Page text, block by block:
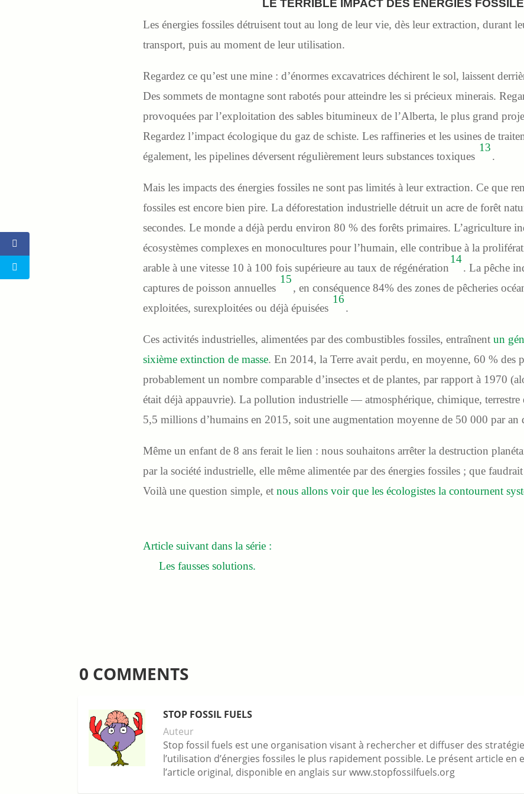
LE TERRIBLE IMPACT DES ÉNERGIES
Les énergies fossiles détruisent tout au long de leur vie, dès leur extraction, durant
transport, puis au moment de leur utilisation.
Regardez ce qu’est une mine : d’énormes excavatrices déchirent le sol, laissent
Des sommets de montagne sont rabotés pour atteindre les si précieux minerais.
provoquées par l’exploitation des sables bitumineux de l’Alberta, le plus grand
Regardez l’impact écologique du gaz de schiste. Les raffineries et les usines de
également, les pipelines déversent régulièrement leurs substances toxiques
13
.
Mais les impacts des énergies fossiles ne sont pas limités à leur extraction. Ce que
fossiles est encore bien pire. La déforestation industrielle détruit un acre de forêt
secondes. Le monde a déjà perdu environ 80 % des forêts primaires. L’agriculture
écosystèmes complexes en monocultures pour l’humain, elle contribue à la
arable à une vitesse 10 à 100 fois supérieure au taux de régénération
14
. La pêche
captures de poisson annuelles
15
, en conséquence 84% des zones de pêcheries
exploitées, surexploitées ou déjà épuisées
16
.
Ces activités industrielles, alimentées par des combustibles fossiles, entraînent un
sixième extinction de masse. En 2014, la Terre avait perdu, en moyenne, 60 % des
probablement un nombre comparable d’insectes et de plantes, par rapport à 1970
était déjà appauvrie). La pollution industrielle — atmosphérique, chimique,
5,5 millions d’humains en 2015, soit une augmentation moyenne de 50 000 par an
Même un enfant de 8 ans ferait le lien : nous souhaitons arrêter la destruction
par la société industrielle, elle même alimentée par des énergies fossiles ; que
Voilà une question simple, et nous allons voir que les écologistes la contournent
Article suivant dans la série :
Les fausses solutions.
0 COMMENTS
STOP FOSSIL FUELS
Auteur
Stop fossil fuels est une organisation visant à rechercher et diffuser des
l’utilisation d’énergies fossiles le plus rapidement possible. Le présent article
l’article original, disponible en anglais sur www.stopfossilfuels.org